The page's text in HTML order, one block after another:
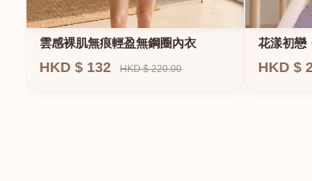
雲感裸肌無痕輕盈無鋼圈內衣
HKD $ 132 HKD $ 220.00
花漾初戀
HKD $